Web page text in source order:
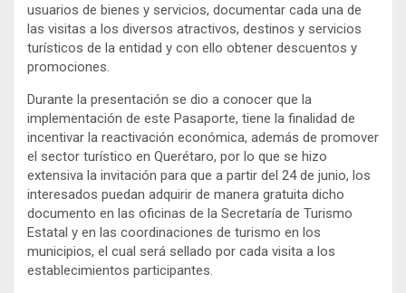
usuarios de bienes y servicios, documentar cada una de
las visitas a los diversos atractivos, destinos y servicios
turísticos de la entidad y con ello obtener descuentos y
promociones.
Durante la presentación se dio a conocer que la
implementación de este Pasaporte, tiene la finalidad de
incentivar la reactivación económica, además de promover
el sector turístico en Querétaro, por lo que se hizo
extensiva la invitación para que a partir del 24 de junio, los
interesados puedan adquirir de manera gratuita dicho
documento en las oficinas de la Secretaría de Turismo
Estatal y en las coordinaciones de turismo en los
municipios, el cual será sellado por cada visita a los
establecimientos participantes.